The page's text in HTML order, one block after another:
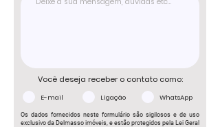
*Os valores informados, incluindo imóvel,
um imóvel de terceiro. Consulte-nos para
informações atualizadas com um dos
nossos corretores.
Você deseja receber o contato como:
E-mail Ligação WhatsApp
Os dados fornecidos neste formulário são sigilosos e de uso
exclusivo da Delmasso imóveis, e estão protegidos pela Lei Geral